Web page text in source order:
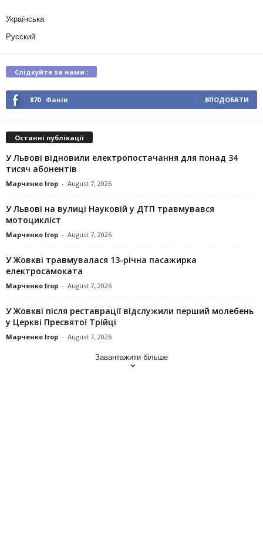
Українська
Русский
Слідкуйте за нами :
870 Фанів ВПОДОБАТИ
Останні публікації
У Львові відновили електропостачання для понад 34
тисяч абонентів
Марченко Ігор - August 7, 2026
У Львові на вулиці Науковій у ДТП травмувався
мотоцикліст
Марченко Ігор - August 7, 2026
У Жовкві травмувалася 13-річна пасажирка
електросамоката
Марченко Ігор - August 7, 2026
У Жовкві після реставрації відслужили перший молебень
у Церкві Пресвятої Трійці
Марченко Ігор - August 7, 2026
Завантажити більше